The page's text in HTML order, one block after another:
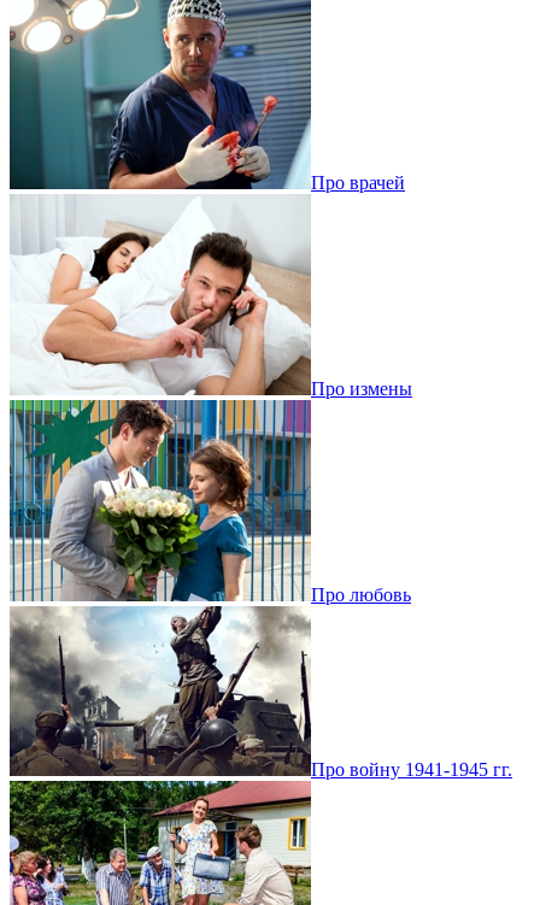
Про врачей
Про измены
Про любовь
Про войну 1941-1945 гг.